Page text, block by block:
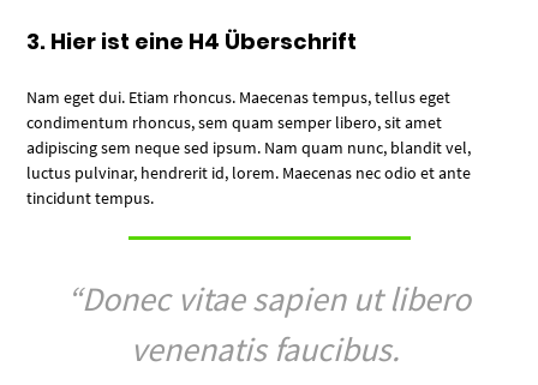
3. Hier ist eine H4 Überschrift
Nam eget dui. Etiam rhoncus. Maecenas tempus, tellus eget
condimentum rhoncus, sem quam semper libero, sit amet
adipiscing sem neque sed ipsum. Nam quam nunc, blandit vel,
luctus pulvinar, hendrerit id, lorem. Maecenas nec odio et ante
tincidunt tempus.
“Donec vitae sapien ut libero
venenatis faucibus.